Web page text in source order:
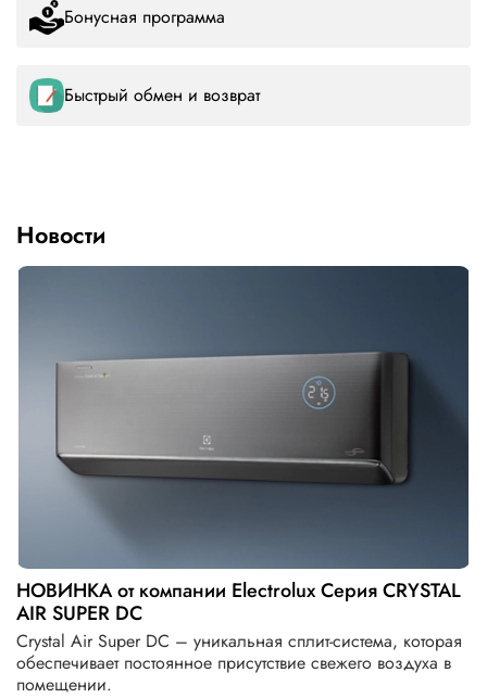
Бонусная программа
Быстрый обмен и возврат
Новости
НОВИНКА от компании Electrolux Серия CRYSTAL
AIR SUPER DC
Crystal Air Super DC – уникальная сплит-система, которая
обеспечивает постоянное присутствие свежего воздуха в
помещении.